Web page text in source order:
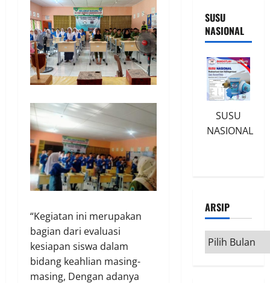
“Kegiatan ini merupakan
bagian dari evaluasi
kesiapan siswa dalam
bidang keahlian masing-
masing, Dengan adanya
SUSU
NASIONAL
SUSU
NASIONAL
ARSIP
Arsip